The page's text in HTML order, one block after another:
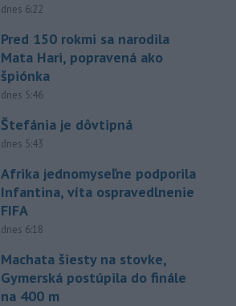
dnes 6:22
Pred 150 rokmi sa narodila
Mata Hari, popravená ako
špiónka
dnes 5:46
Štefánia je dôvtipná
dnes 5:43
Afrika jednomyseľne podporila
Infantina, víta ospravedlnenie
FIFA
dnes 6:18
Machata šiesty na stovke,
Gymerská postúpila do finále
na 400 m